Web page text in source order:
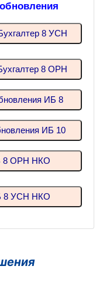
8 УСН
8 ОРН
ИБ 8
ИБ 10
8 ОРН НКО
8 УСН НКО